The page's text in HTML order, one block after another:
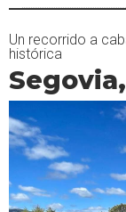
Un recorrido a
histórica